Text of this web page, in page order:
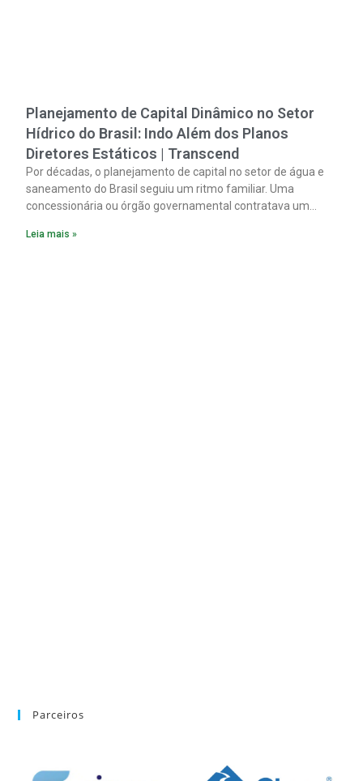
Planejamento de Capital Dinâmico no Setor
Hídrico do Brasil: Indo Além dos Planos
Diretores Estáticos | Transcend
Por décadas, o planejamento de capital no setor de água e
saneamento do Brasil seguiu um ritmo familiar. Uma
concessionária ou órgão governamental contratava um
Leia mais »
Parceiros